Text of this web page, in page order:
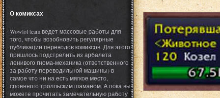
О комиксах
Wowlol team ведет массовые работы для
того, чтобы возобновить регулярные
публикации переводов комиксов. Для этого
пришлось подстрелить из арбалета
ленивого гнома-механика (ответственного
за работу переводильной машины) в
самое что ни на есть мягкое место,
споенного тролльским шаманом. А пока вы
можете прочитать замечательную работу